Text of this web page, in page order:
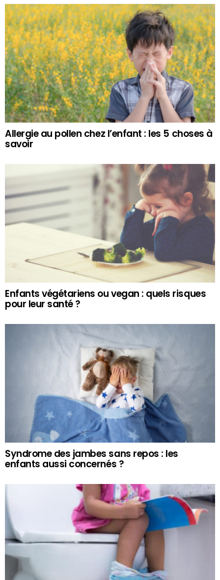
Allergie au pollen chez l’enfant : les 5 choses à
savoir
Enfants végétariens ou vegan : quels risques
pour leur santé ?
Syndrome des jambes sans repos : les
enfants aussi concernés ?